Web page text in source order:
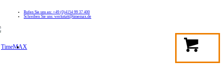
Rufen Sie uns an: +49 (0)4154 99 37 400
Schreiben Sie uns: werkstatt@timemax.de